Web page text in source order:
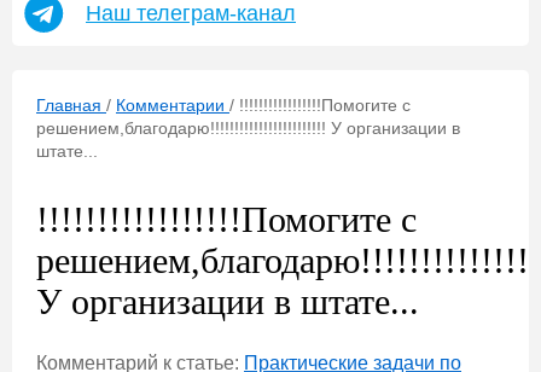
Наш телеграм-канал
Главная / Комментарии / !!!!!!!!!!!!!!!!!Помогите с
решением,благодарю!!!!!!!!!!!!!!!!!!!!!!!! У организации в
штате...
!!!!!!!!!!!!!!!!!Помогите с
У организации в штате...
Комментарий к статье: Практические задачи по